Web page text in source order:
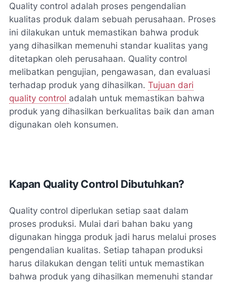
Quality control adalah proses pengendalian
kualitas produk dalam sebuah perusahaan. Proses
ini dilakukan untuk memastikan bahwa produk
yang dihasilkan memenuhi standar kualitas yang
ditetapkan oleh perusahaan. Quality control
melibatkan pengujian, pengawasan, dan evaluasi
terhadap produk yang dihasilkan. Tujuan dari
quality control adalah untuk memastikan bahwa
produk yang dihasilkan berkualitas baik dan aman
digunakan oleh konsumen.
Kapan Quality Control Dibutuhkan?
Quality control diperlukan setiap saat dalam
proses produksi. Mulai dari bahan baku yang
digunakan hingga produk jadi harus melalui proses
pengendalian kualitas. Setiap tahapan produksi
harus dilakukan dengan teliti untuk memastikan
bahwa produk yang dihasilkan memenuhi standar